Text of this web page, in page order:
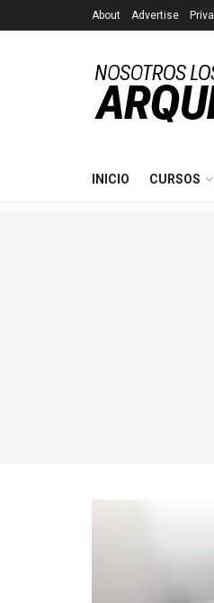
About Advertise
INICIO CURSOS